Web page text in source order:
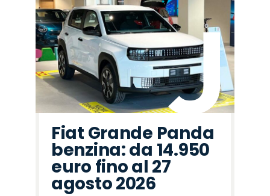
Fiat Grande Panda
benzina: da 14.950
euro fino al 27
agosto 2026